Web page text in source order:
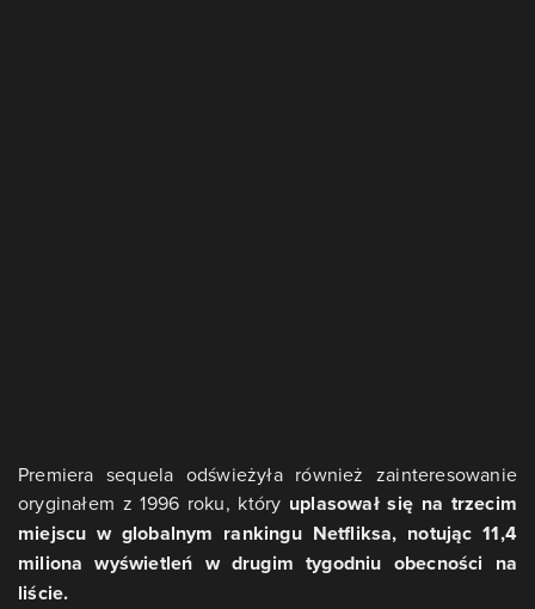
Premiera sequela odświeżyła również zainteresowanie
oryginałem z 1996 roku, który uplasował się na trzecim
miejscu w globalnym rankingu Netfliksa, notując 11,4
miliona wyświetleń w drugim tygodniu obecności na
liście.